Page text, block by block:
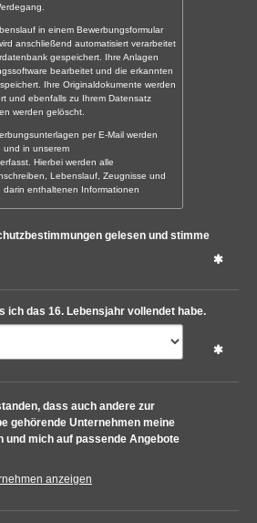
in einem Bewerbungsformular
anschließend automatisiert verarbeitet
gespeichert. Ihre Anlagen
bearbeitet und die erkannten
Ihre Originaldokumente werden
und ebenfalls zu Ihrem Datensatz
werden gelöscht.
per E-Mail werden
und in unserem
Hierbei werden alle
Lebenslauf, Zeugnisse und
darin enthaltenen Informationen
noch persönlich oder auf
wir diese zunächst und erfassen
Bewerbermanagementsystem.
eingestellten Texte verantwortlich. Bitte
keine Dateianhänge mit Viren oder
eventuelle Schwangerschaft,
Herkunft,
philosophische Überzeugungen,
und sexuelle Ausrichtung,
Informationen,
gelesen und stimme
ich das 16. Lebensjahr vollendet habe.
dass auch andere zur
gehörende Unternehmen meine
und mich auf passende Angebote
anzeigen